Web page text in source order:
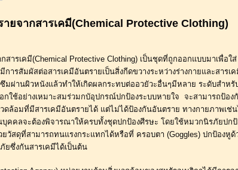
ยจากสารเคมี(Chemical Protective Clothing)
ารเคมี(Chemical Protective Clothing) เป็นชุดที่ถูกออกแบบมาเพื่อใส่
การสัมผัสต่อสารเคมีอันตรายเป็นสิ่งกีดขวางระหว่างร่างกายและสารเ
มผ่านผิวหนังแล้วทำให้เกิดผลกระทบต่ออวยัวะอื่นๆมีหลาย ระดับสำหรั
กใช้อย่างเหมาะสมร่วมกบัอุปกรณ์ปกป้องระบบหายใจ  จะสามารถป้อง
ดล้อมที่มีสารเคมีอันตรายได้ แต่ไม่ได้ป้องกันอันตราย ทางกายภาพเช่น
คคลจะต้องพิจารณาให้ครบทั้งชุดปกป้องศีรษะ โดยใช้หมวกนิรภัยปกป้
วัสดุที่สามารถทนแรงกระแทกได้หรือที่ ครอบตา (Goggles) ปกป้องหูด้
ยซึ่งกันสารเคมีได้เป็นต้น